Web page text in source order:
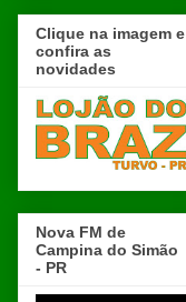
Clique na imagem e
confira as
novidades
Nova FM de
Campina do Simão
- PR